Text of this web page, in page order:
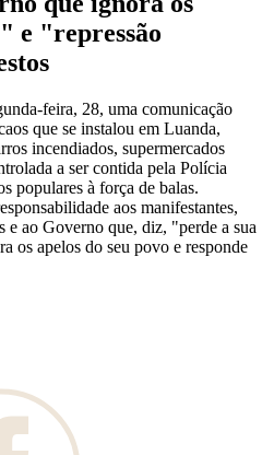
e "repressão
feira, 28, uma comunicação
que se instalou em Luanda,
incendiados, supermercados
a ser contida pela Polícia
populares à força de balas.
aos manifestantes,
e ao Governo que, diz, "perde a sua
os apelos do seu povo e responde